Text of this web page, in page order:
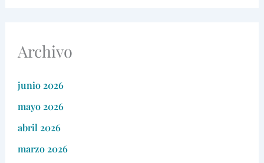
Archivo
junio 2026
mayo 2026
abril 2026
marzo 2026